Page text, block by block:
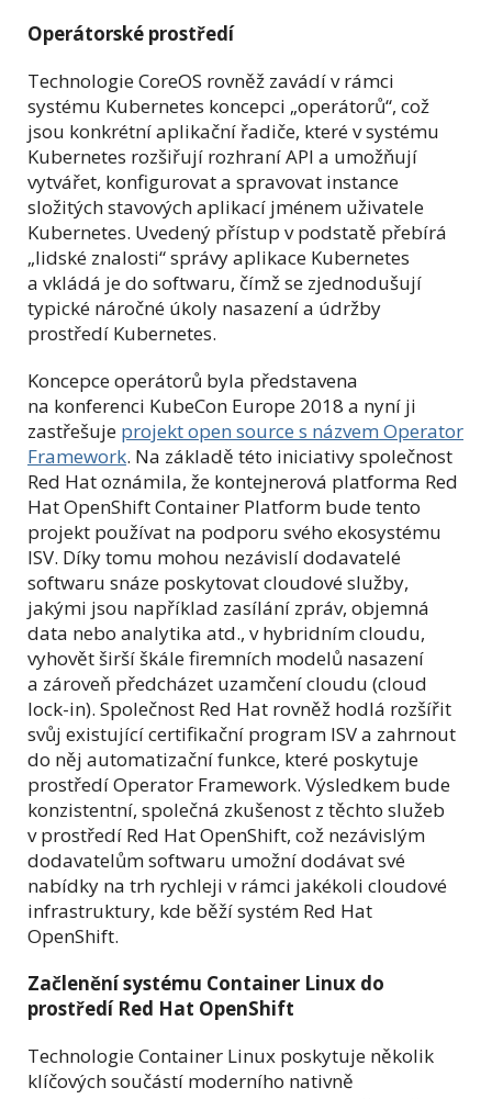
Operátorské prostředí
Technologie CoreOS rovněž zavádí v rámci
systému Kubernetes koncepci „operátorů“, což
jsou konkrétní aplikační řadiče, které v systému
Kubernetes rozšiřují rozhraní API a umožňují
vytvářet, konfigurovat a spravovat instance
složitých stavových aplikací jménem uživatele
Kubernetes. Uvedený přístup v podstatě přebírá
„lidské znalosti“ správy aplikace Kubernetes
a vkládá je do softwaru, čímž se zjednodušují
typické náročné úkoly nasazení a údržby
prostředí Kubernetes.
Koncepce operátorů byla představena
na konferenci KubeCon Europe 2018 a nyní ji
zastřešuje projekt open source s názvem Operator
Framework. Na základě této iniciativy společnost
Red Hat oznámila, že kontejnerová platforma Red
Hat OpenShift Container Platform bude tento
projekt používat na podporu svého ekosystému
ISV. Díky tomu mohou nezávislí dodavatelé
softwaru snáze poskytovat cloudové služby,
jakými jsou například zasílání zpráv, objemná
data nebo analytika atd., v hybridním cloudu,
vyhovět širší škále firemních modelů nasazení
a zároveň předcházet uzamčení cloudu (cloud
lock-in). Společnost Red Hat rovněž hodlá rozšířit
svůj existující certifikační program ISV a zahrnout
do něj automatizační funkce, které poskytuje
prostředí Operator Framework. Výsledkem bude
konzistentní, společná zkušenost z těchto služeb
v prostředí Red Hat OpenShift, což nezávislým
dodavatelům softwaru umožní dodávat své
nabídky na trh rychleji v rámci jakékoli cloudové
infrastruktury, kde běží systém Red Hat
OpenShift.
Začlenění systému Container Linux do
prostředí Red Hat OpenShift
Technologie Container Linux poskytuje několik
klíčových součástí moderního nativně